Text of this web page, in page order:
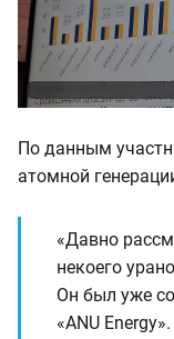
По данным
атомной
«Давно
некоего
Он был уже
«ANU